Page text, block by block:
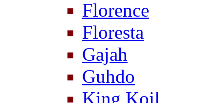
Florence
Floresta
Gajah
Guhdo
King Koil